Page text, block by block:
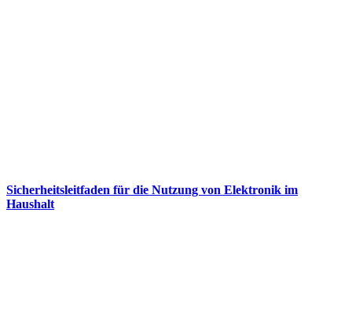
Sicherheitsleitfaden für die Nutzung von Elektronik im
Haushalt